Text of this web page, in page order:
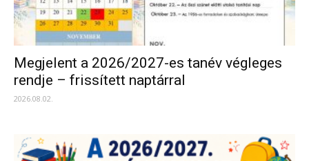
Megjelent a 2026/2027-es tanév végleges
rendje – frissített naptárral
2026.08.02.